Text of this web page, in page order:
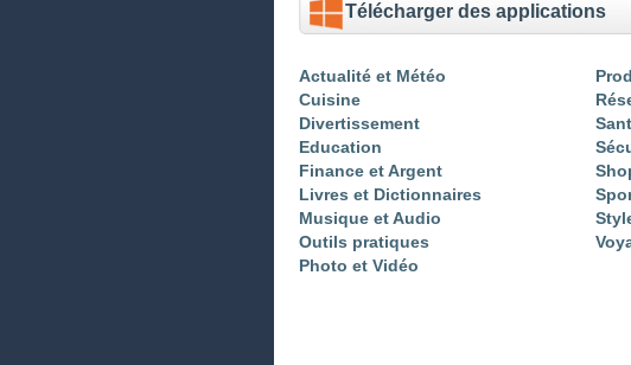
Télécharger des applications
Actualité et Météo
Cuisine
Divertissement
Education
Finance et Argent
Livres et Dictionnaires
Musique et Audio
Outils pratiques
Photo et Vidéo